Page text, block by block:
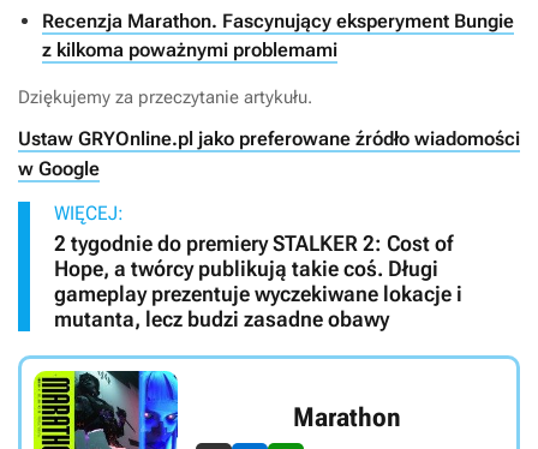
Recenzja Marathon. Fascynujący eksperyment Bungie
z kilkoma poważnymi problemami
Dziękujemy za przeczytanie artykułu.
Ustaw GRYOnline.pl jako preferowane źródło wiadomości
w Google
WIĘCEJ:
2 tygodnie do premiery STALKER 2: Cost of
Hope, a twórcy publikują takie coś. Długi
gameplay prezentuje wyczekiwane lokacje i
mutanta, lecz budzi zasadne obawy
Marathon